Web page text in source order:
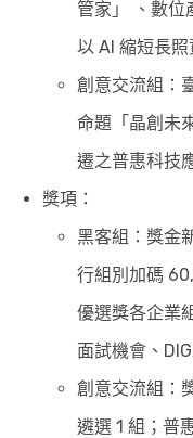
管家」 、數
以 AI 縮短長照
創意交流組：
命題「晶創未
遷之普惠科技
獎項：
黑客組：獎金
行組別加碼
優選獎各企業
面試機會、
創意交流組：
遴選 1 組；普